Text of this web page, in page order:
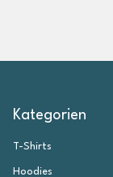
Kategorien
T-Shirts
Hoodies